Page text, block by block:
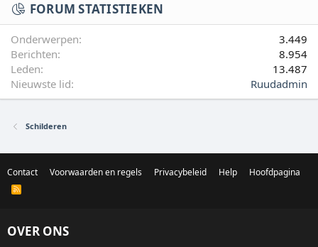
FORUM STATISTIEKEN
Onderwerpen
3.449
Berichten
8.954
Leden
13.487
Nieuwste lid
Ruudadmin
Schilderen
Contact Voorwaarden en regels Privacybeleid Help Hoofdpagina
R
OVER ONS